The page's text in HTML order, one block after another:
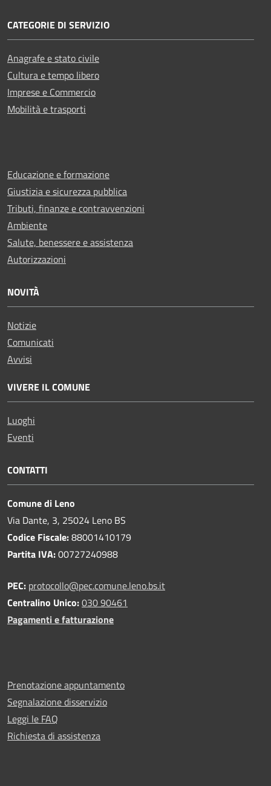
CATEGORIE DI SERVIZIO
Anagrafe e stato civile
Cultura e tempo libero
Imprese e Commercio
Mobilità e trasporti
Educazione e formazione
Giustizia e sicurezza pubblica
Tributi, finanze e contravvenzioni
Ambiente
Salute, benessere e assistenza
Autorizzazioni
NOVITÀ
Notizie
Comunicati
Avvisi
VIVERE IL COMUNE
Luoghi
Eventi
CONTATTI
Comune di Leno
Via Dante, 3, 25024 Leno BS
Codice Fiscale:88001410179
Partita IVA:00727240988
PEC: protocollo@pec.comune.leno.bs.it
Centralino Unico:030 90461
Pagamenti e fatturazione
Prenotazione appuntamento
Segnalazione disservizio
Leggi le FAQ
Richiesta di assistenza